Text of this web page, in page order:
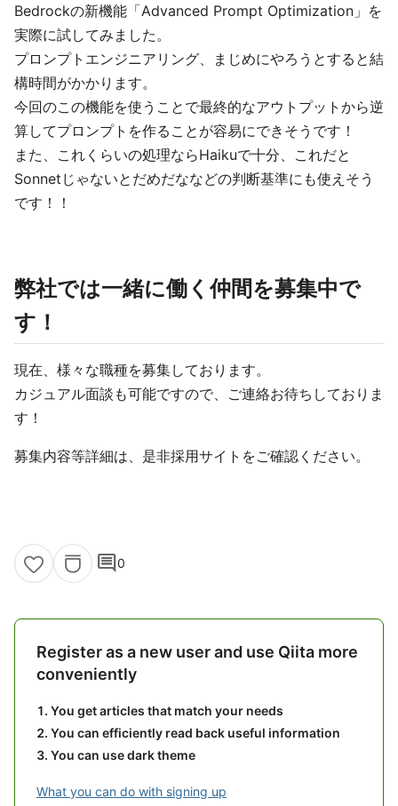
Bedrockの新機能「Advanced Prompt Optimization」を
実際に試してみました。
プロンプトエンジニアリング、まじめにやろうとすると結
構時間がかかります。
今回のこの機能を使うことで最終的なアウトプットから逆
算してプロンプトを作ることが容易にできそうです！
また、これくらいの処理ならHaikuで十分、これだと
Sonnetじゃないとだめだななどの判断基準にも使えそう
です！！
弊社では一緒に働く仲間を募集中で
す！
現在、様々な職種を募集しております。
カジュアル面談も可能ですので、ご連絡お待ちしておりま
す！
募集内容等詳細は、是非採用サイトをご確認ください。
comment0
Register as a new user and use Qiita more
conveniently
You get articles that match your needs
You can efficiently read back useful information
You can use dark theme
What you can do with signing up